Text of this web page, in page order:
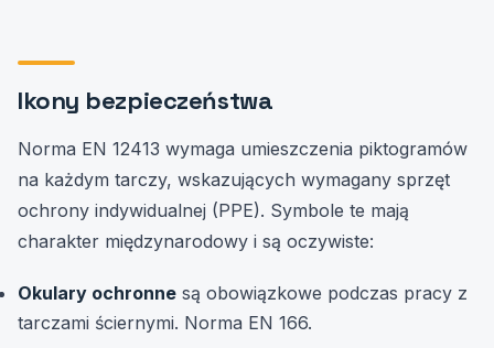
Ikony bezpieczeństwa
Norma EN 12413 wymaga umieszczenia piktogramów
na każdym tarczy, wskazujących wymagany sprzęt
ochrony indywidualnej (PPE). Symbole te mają
charakter międzynarodowy i są oczywiste:
Okulary ochronne są obowiązkowe podczas pracy z
tarczami ściernymi. Norma EN 166.